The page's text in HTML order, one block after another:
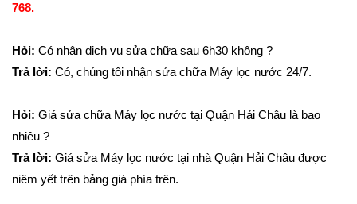
768.
Hỏi: Có nhận dịch vụ sửa chữa sau 6h30 không ?
Trả lời: Có, chúng tôi nhận sửa chữa Máy lọc nước 24/7.
Hỏi: Giá sửa chữa Máy lọc nước tại Quận Hải Châu là bao
nhiêu ?
Trả lời: Giá sửa Máy lọc nước tại nhà Quận Hải Châu được
niêm yết trên bảng giá phía trên.